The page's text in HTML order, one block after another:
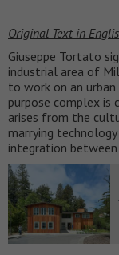
Original Text in
Giuseppe Tortato
industrial area of
to work on an
purpose complex is
arises from the
marrying
integration